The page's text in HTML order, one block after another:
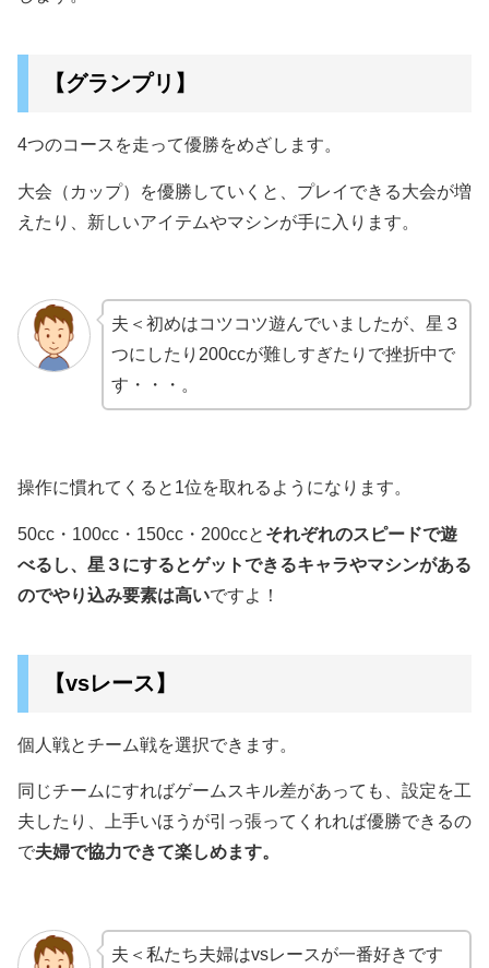
【グランプリ】
4つのコースを走って優勝をめざします。
大会（カップ）を優勝していくと、プレイできる大会が増
えたり、新しいアイテムやマシンが手に入ります。
夫＜初めはコツコツ遊んでいましたが、星３
つにしたり200ccが難しすぎたりで挫折中で
す・・・。
操作に慣れてくると1位を取れるようになります。
50cc・100cc・150cc・200ccと それぞれのスピードで遊
べるし、星３にするとゲットできるキャラやマシンがある
のでやり込み要素は高いですよ！
【vsレース】
個人戦とチーム戦を選択できます。
同じチームにすればゲームスキル差があっても、設定を工
夫したり、上手いほうが引っ張ってくれれば優勝できるの
で夫婦で協力できて楽しめます。
夫＜私たち夫婦はvsレースが一番好きです